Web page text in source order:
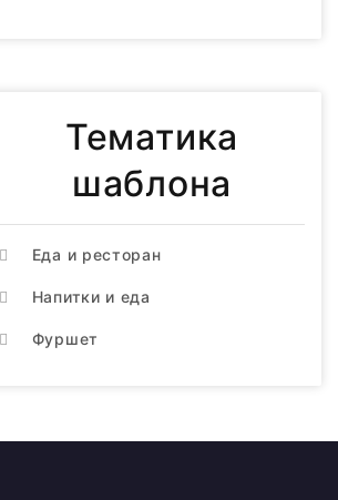
Тематика
шаблона
Еда и ресторан
Напитки и еда
Фуршет